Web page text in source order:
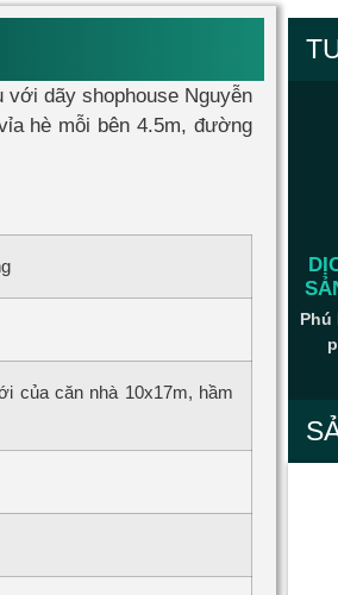
với dãy shophouse Nguyễn
hè mỗi bên 4.5m, đường
của căn nhà 10x17m, hầm
Phú